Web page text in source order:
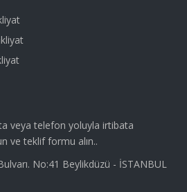
veya telefon yoluyla irtibata
ve teklif formu alın..
No:41 Beylikdüzü - İSTANBUL